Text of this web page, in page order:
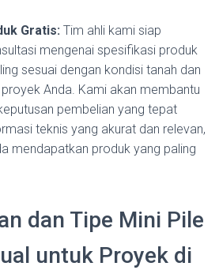
Gratis: Tim ahli kami siap
mengenai spesifikasi produk
sesuai dengan kondisi tanah dan
Anda. Kami akan membantu
pembelian yang tepat
teknis yang akurat dan relevan,
mendapatkan produk yang paling
dan Tipe Mini Pile
untuk Proyek di